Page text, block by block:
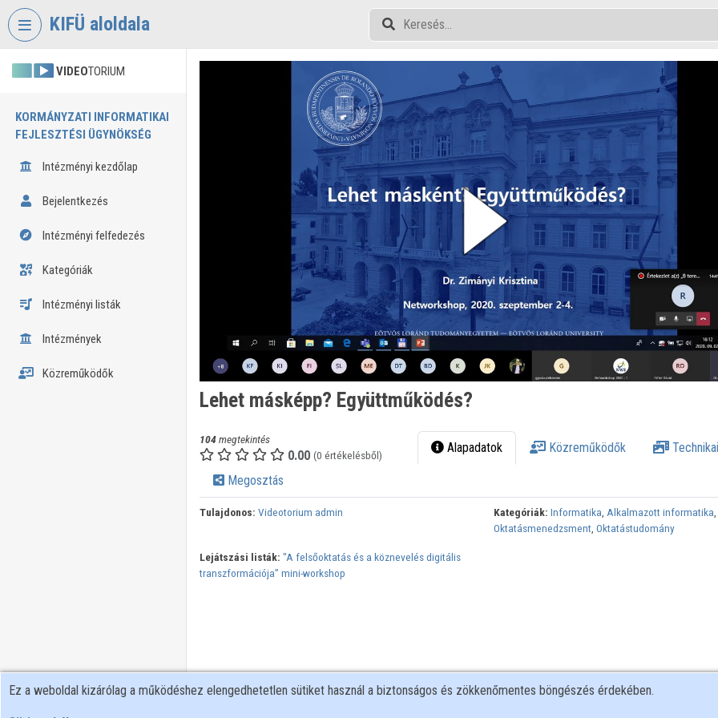
Fejléc kihagyása
KIFÜ aloldala
VIDEOTORIUM
KORMÁNYZATI INFORMATIKAI
FEJLESZTÉSI ÜGYNÖKSÉG
Intézményi kezdőlap
Bejelentkezés
Intézményi felfedezés
Kategóriák
Intézményi listák
Intézmények
Közreműködők
Lehet másképp? Együttműködés?
104megtekintés
0.00 (0 értékelésből) Alapadatok Közreműködők
Megosztás
Tulajdonos: Videotorium admin Kategóriák: Informatika,Alkalmazott informatika,
Oktatásmenedzsment,Oktatástudomány
Lejátszási listák: "A felsőoktatás és a köznevelés digitális
transzformációja” mini-workshop
Ez a weboldal kizárólag a működéshez elengedhetetlen sütiket használ a biztonságos és zökkenőmentes böngészés érdekében.